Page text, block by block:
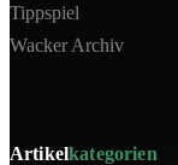
Tippspiel
Wacker Archiv
Artikelkategorien